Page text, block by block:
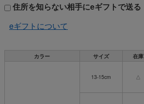
住所を知らない相手にeギフトで送る
eギフトについて
カラー サイズ 在庫
13-15cm △